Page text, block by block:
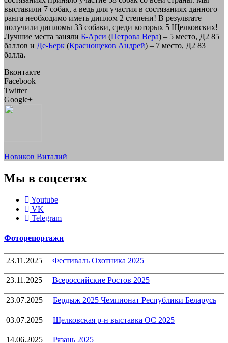
выставили 7 собак, а ведь для участия в состязаниях данного
ранга необходимо иметь диплом 2 степени! В результате
получили дипломы 33 собаки, среди которых 5 Щелковских!
Лучшие места заняли Б-Арси (Петрова Вера) – 5 место, Д2 85
баллов и Де-Берк (Краснощеков Андрей) – 7 место, Д2 83
балла.
Вконтакте
Facebook
Twitter
Google+
Новиков Виталий
Мы в соцсетях
Youtube
VK
Telegram
Фоторепортажи
23.11.2025 Фестиваль Охотника 2025
23.11.2025 Всероссийские Ростов 2025
23.07.2025 Бердыж 2025 Чемпионат Республики Беларусь
03.07.2025 Щелковская р-н выставка ОС 2025
14.06.2025 Рязань 2025